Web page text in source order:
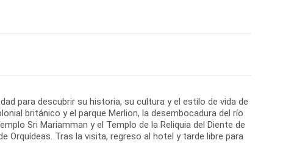
para descubrir su historia, su cultura y el estilo de vida de
británico y el parque Merlion, la desembocadura del río
Sri Mariamman y el Templo de la Reliquia del Diente de
Orquídeas. Tras la visita, regreso al hotel y tarde libre para